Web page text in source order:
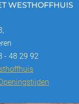
WESTHOFFHUIS
- 48 29 92